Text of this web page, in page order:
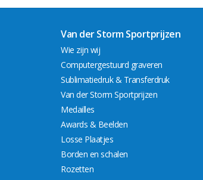
Van der Storm Sportprijzen
Wie zijn wij
Computergestuurd graveren
Sublimatiedruk & Transferdruk
Van der Storm Sportprijzen
Medailles
Awards & Beelden
Losse Plaatjes
Borden en schalen
Rozetten